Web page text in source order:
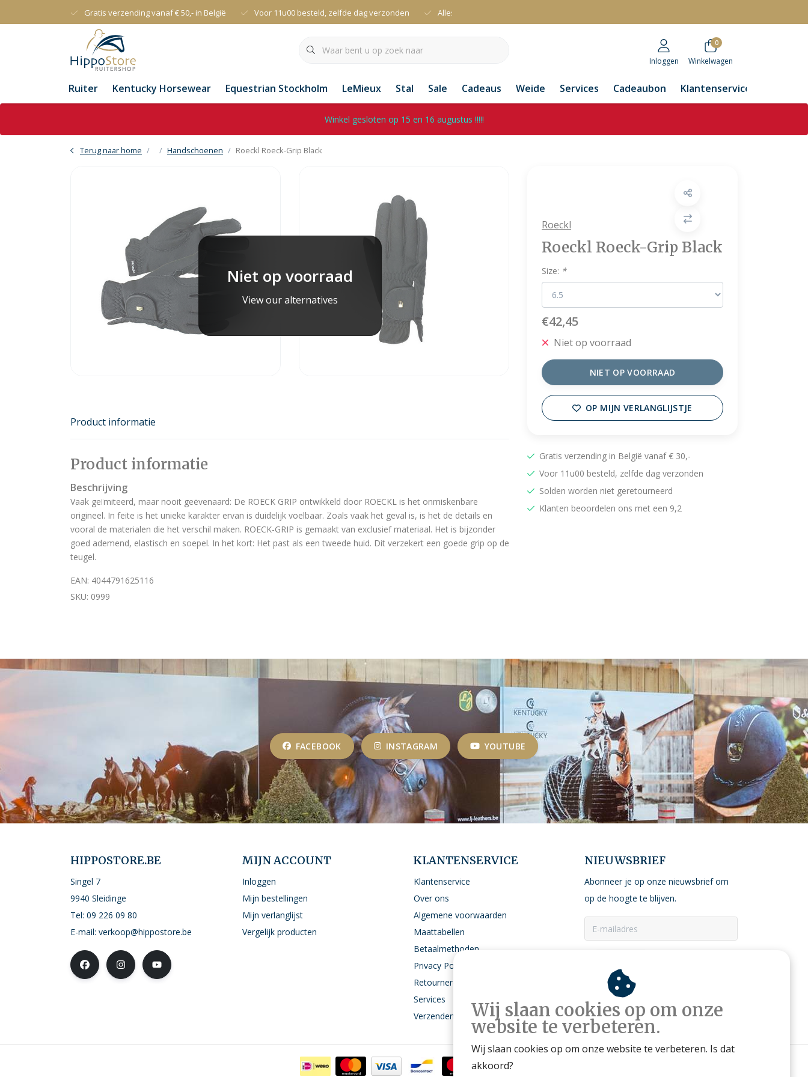
Gratis verzending vanaf € 50,- in België Voor 11u00 besteld, zelfde dag verzonden Alles uit voorraad leverbaar
Inloggen
0
Winkelwagen
Ruiter Kentucky Horsewear Equestrian Stockholm LeMieux Stal Sale Cadeaus Weide Services Cadeaubon Klantenservice
Winkel gesloten op 15 en 16 augustus !!!!!
Terug naar home Handschoenen Roeckl Roeck-Grip Black
Roeckl
Roeckl Roeck-Grip Black
Size: *
€42,45
Niet op voorraad
NIET OP VOORRAAD
OP MIJN VERLANGLIJSTJE
Gratis verzending in België vanaf € 30,-
Voor 11u00 besteld, zelfde dag verzonden
Solden worden niet geretourneerd
Klanten beoordelen ons met een 9,2
Niet op voorraad
View our alternatives
Product informatie
Product informatie
Beschrijving
Vaak geïmiteerd, maar nooit geëvenaard: De ROECK GRIP ontwikkeld door ROECKL is het onmiskenbare
origineel. In feite is het unieke karakter ervan is duidelijk voelbaar. Zoals vaak het geval is, is het de details en
vooral de materialen die het verschil maken. ROECK-GRIP is gemaakt van exclusief materiaal. Het is bijzonder
goed ademend, elastisch en soepel. In het kort: Het past als een tweede huid. Dit verzekert een goede grip op de
teugel.
EAN: 4044791625116
SKU: 0999
FACEBOOK INSTAGRAM YOUTUBE
HIPPOSTORE.BE
Singel 7
9940 Sleidinge
Tel: 09 226 09 80
E-mail: verkoop@hippostore.be
MIJN ACCOUNT
Inloggen
Mijn bestellingen
Mijn verlanglijst
Vergelijk producten
KLANTENSERVICE
Klantenservice
Over ons
Algemene voorwaarden
Maattabellen
Betaalmethoden
Privacy Policy
Retourneren
Services
Verzenden
NIEUWSBRIEF
Abonneer je op onze nieuwsbrief om
op de hoogte te blijven.
Wij slaan cookies op om onze
website te verbeteren.
Wij slaan cookies op om onze website te verbeteren. Is dat
akkoord?